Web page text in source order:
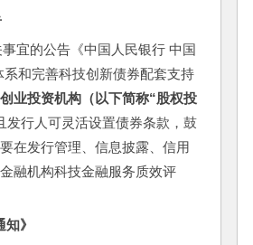
宜的公告《中国人民银行 中国
和完善科技创新债券配套支持
业投资机构（以下简称“股权投
发行人可灵活设置债券条款，鼓
在发行管理、信息披露、信用
融机构科技金融服务质效评
》